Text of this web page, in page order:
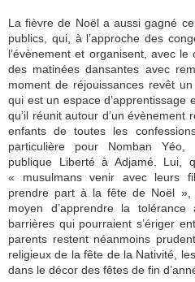
La fièvre de Noël a aussi gagné
publics, qui, à l’approche des
l’évènement et organisent, avec le
des matinées dansantes avec
moment de réjouissances revêt
qui est un espace d’apprentissage
qu’il réunit autour d’un
enfants de toutes les
particulière pour Nomban Yéo,
publique Liberté à Adjamé. Lui,
« musulmans venir avec leurs
prendre part à la fête de Noël »,
moyen d’apprendre la
barrières qui pourraient s’ériger
parents restent néanmoins
religieux de la fête de la Nativité,
dans le décor des fêtes de fin